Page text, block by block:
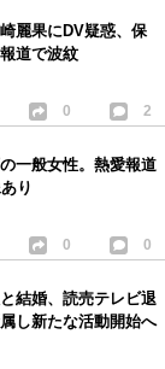
麗果にDV疑惑、保
道で波紋
0 2
一般女性。熱愛報道
り
0 0
結婚、読売テレビ退
し新たな活動開始へ